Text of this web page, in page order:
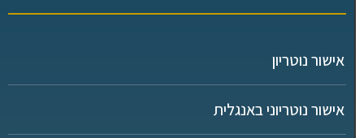
אישור נוטריון
אישור נוטריוני באנגלית